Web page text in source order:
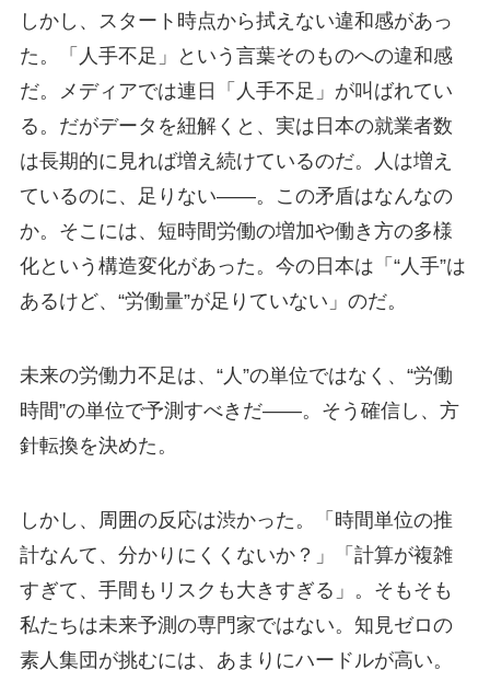
しかし、スタート時点から拭えない違和感があっ
た。「人手不足」という言葉そのものへの違和感
だ。メディアでは連日「人手不足」が叫ばれてい
る。だがデータを紐解くと、実は日本の就業者数
は長期的に見れば増え続けているのだ。人は増え
ているのに、足りない——。この矛盾はなんなの
か。そこには、短時間労働の増加や働き方の多様
化という構造変化があった。今の日本は「“人手”は
あるけど、“労働量”が足りていない」のだ。
未来の労働力不足は、“人”の単位ではなく、“労働
時間”の単位で予測すべきだ——。そう確信し、方
針転換を決めた。
しかし、周囲の反応は渋かった。「時間単位の推
計なんて、分かりにくくないか？」「計算が複雑
すぎて、手間もリスクも大きすぎる」。そもそも
私たちは未来予測の専門家ではない。知見ゼロの
素人集団が挑むには、あまりにハードルが高い。